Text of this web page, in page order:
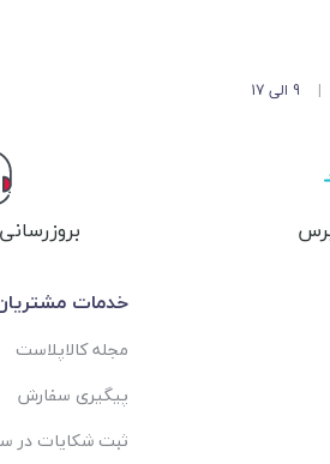
| 9 الی 17
خدمات
مجله کالاپلاست
پیگیری سفارش
ثبت شکایات در